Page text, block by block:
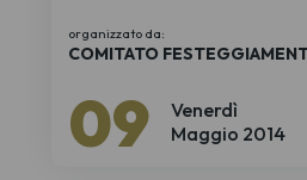
Venerdì
09 Maggio 2014
organizzato da:
COMITATO